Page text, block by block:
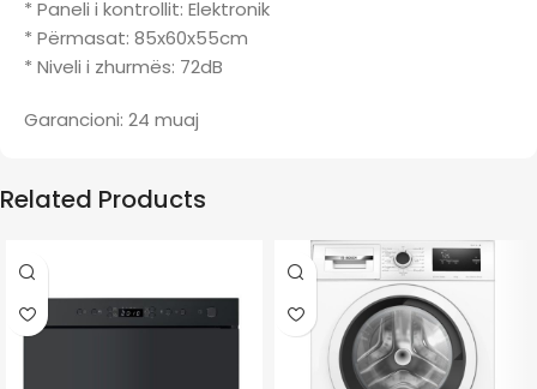
* Paneli i kontrollit: Elektronik
* Përmasat: 85x60x55cm
* Niveli i zhurmës: 72dB
Garancioni: 24 muaj
Related Products